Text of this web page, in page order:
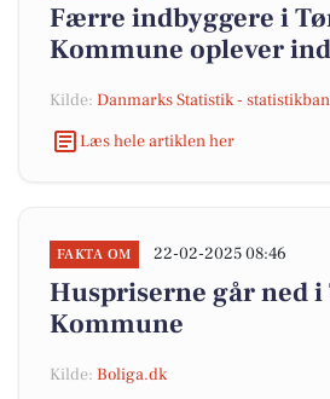
Færre indbyggere i
Kommune oplever
Kilde: Danmarks Statistik -
Læs hele artiklen her
FAKTA OM 22-02-2025 08:46
Huspriserne går ned i
Kommune
Kilde: Boliga.dk